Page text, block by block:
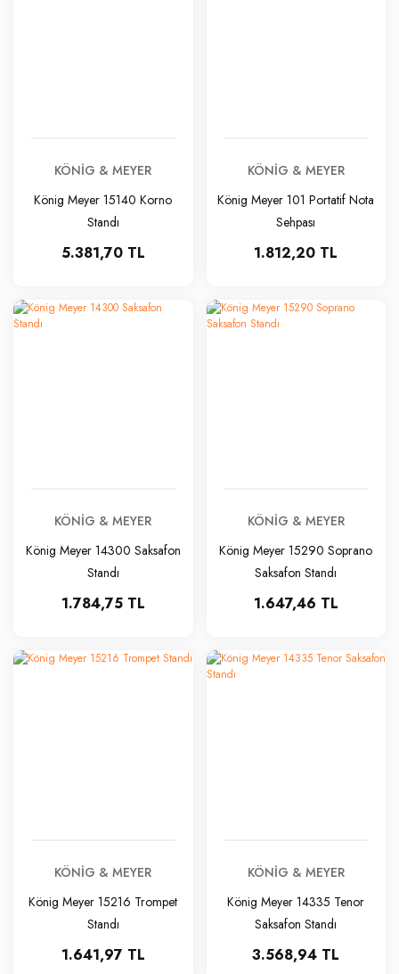
KÖNIG & MEYER
König Meyer 15140 Korno
Standı
5.381,70 TL
KÖNIG & MEYER
König Meyer 101 Portatif Nota
Sehpası
1.812,20 TL
KÖNIG & MEYER
König Meyer 14300 Saksafon
Standı
1.784,75 TL
KÖNIG & MEYER
König Meyer 15290 Soprano
Saksafon Standı
1.647,46 TL
KÖNIG & MEYER
König Meyer 15216 Trompet
Standı
1.641,97 TL
KÖNIG & MEYER
König Meyer 14335 Tenor
Saksafon Standı
3.568,94 TL